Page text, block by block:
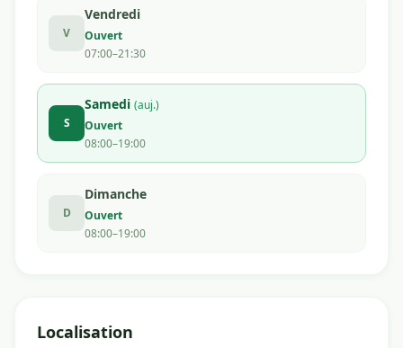
V
Vendredi
Ouvert
07:00–21:30
S
Samedi (auj.)
Ouvert
08:00–19:00
D
Dimanche
Ouvert
08:00–19:00
Localisation